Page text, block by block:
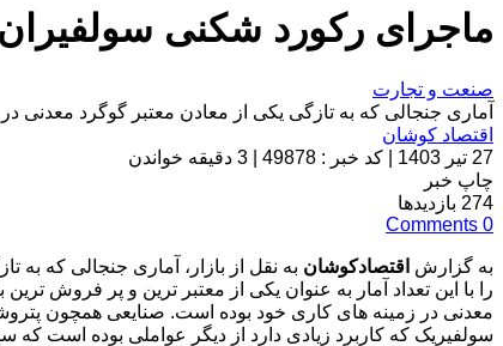
ماجرای رکورد شکنی
صنعت و تجارت
آماری جنجالی که به تازگی یکی از معادن معتبر گوگرد
اقتصاد کوشان
27 تیر 1403
کد خبر : 49878
3 دقیقه خواندن
چاپ خبر
274 بازدیدها
0
Comments
به گزارش اقتصادکوشان به نقل از بازار، آماری جنجالی که
را با این تعداد آمار به عنوان یکی از معتبر ترین و پر فروش ترین
معدنی در زمینه های کاری خود بوده است. صنایعی همچون
سولفیریک که کاربرد زیادی دارد از دیگر عواملی بوده است